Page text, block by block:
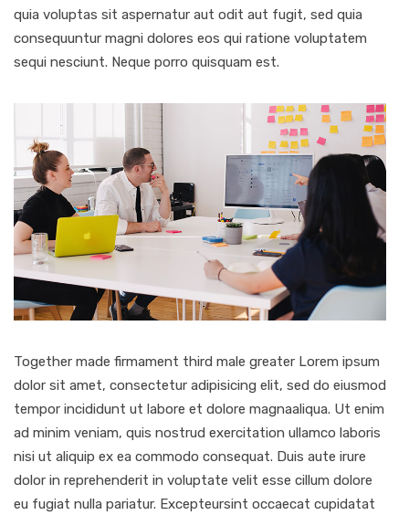
quia voluptas sit aspernatur aut odit aut fugit, sed quia
consequuntur magni dolores eos qui ratione voluptatem
sequi nesciunt. Neque porro quisquam est.
Together made firmament third male greater Lorem ipsum
dolor sit amet, consectetur adipisicing elit, sed do eiusmod
tempor incididunt ut labore et dolore magnaaliqua. Ut enim
ad minim veniam, quis nostrud exercitation ullamco laboris
nisi ut aliquip ex ea commodo consequat. Duis aute irure
dolor in reprehenderit in voluptate velit esse cillum dolore
eu fugiat nulla pariatur. Excepteursint occaecat cupidatat